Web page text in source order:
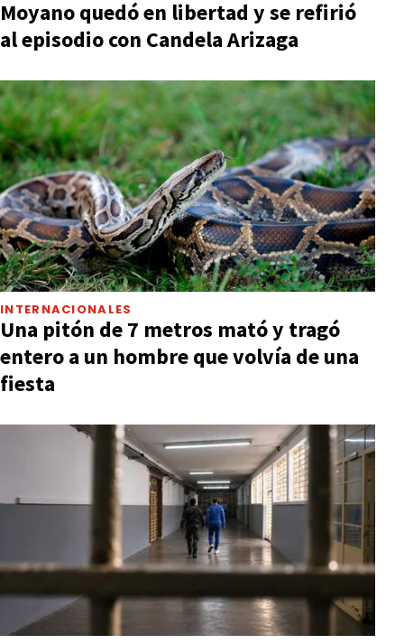
Moyano quedó en libertad y se refirió
al episodio con Candela Arizaga
INTERNACIONALES
Una pitón de 7 metros mató y tragó
entero a un hombre que volvía de una
fiesta